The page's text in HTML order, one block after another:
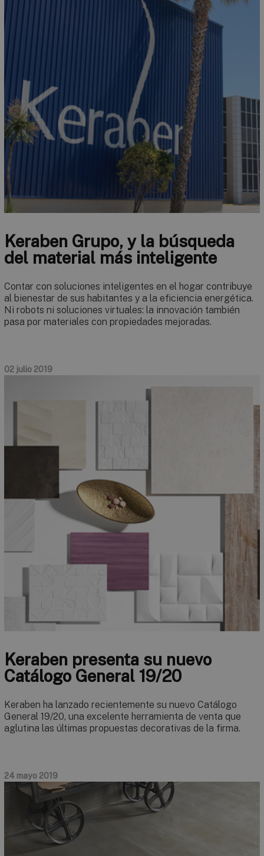
Keraben Grupo, y la búsqueda
del material más inteligente
Contar con soluciones inteligentes en el hogar contribuye
al bienestar de sus habitantes y a la eficiencia energética.
Ni robots ni soluciones virtuales: la innovación también
pasa por materiales con propiedades mejoradas.
02 julio 2019
Keraben presenta su nuevo
Catálogo General 19/20
Keraben ha lanzado recientemente su nuevo Catálogo
General 19/20, una excelente herramienta de venta que
aglutina las últimas propuestas decorativas de la firma.
24 mayo 2019